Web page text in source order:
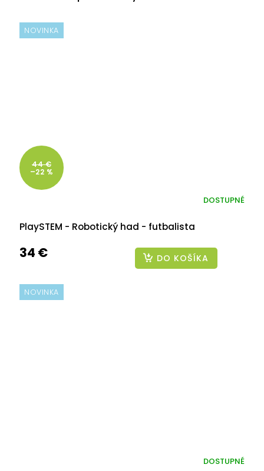
NOVINKA
44 €
–22 %
PlaySTEM - Robotický had - futbalista
DOSTUPNÉ
34 € DO KOŠÍKA
NOVINKA
DOSTUPNÉ